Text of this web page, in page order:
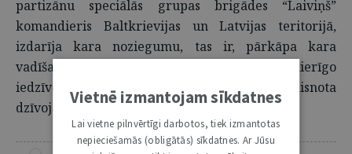
partizānu speciālās grupas brigādes “Laiviņš”
komandieris Baltkrievijas un Latvijas teritorijā,
izdarīja kara noziegumu, tas ir, pārkāpa kara
vadīšanas noteikumus, kas izpaudās kā mierīgo
iedzīvotāju slepkavība, spīdzināšana, neattaisnota
dzīvojamo un saimniecības ēku postīšana.
Vietnē izmantojam sīkdatnes
Lai vietne pilnvērtīgi darbotos, tiek izmantotas
nepieciešamās (obligātās) sīkdatnes. Ar Jūsu